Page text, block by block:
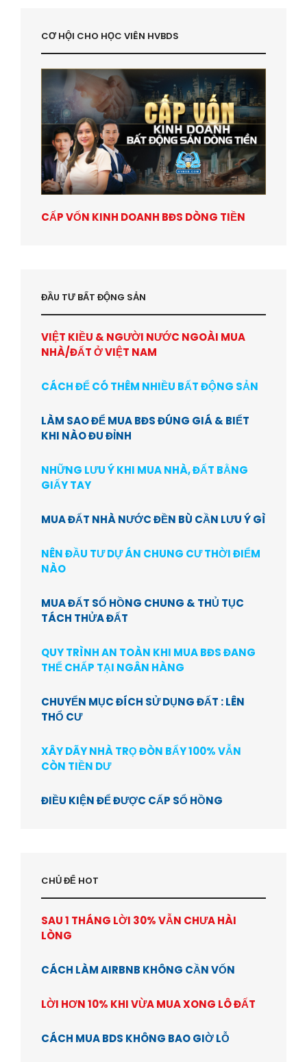
CƠ HỘI CHO HỌC VIÊN HVBDS
CẤP VỐN KINH DOANH BĐS DÒNG TIỀN
ĐẦU TƯ BẤT ĐỘNG SẢN
VIỆT KIỀU & NGƯỜI NƯỚC NGOÀI MUA
NHÀ/ĐẤT Ở VIỆT NAM
CÁCH ĐỂ CÓ THÊM NHIỀU BẤT ĐỘNG SẢN
LÀM SAO ĐỂ MUA BĐS ĐÚNG GIÁ & BIẾT
KHI NÀO ĐU ĐỈNH
NHỮNG LƯU Ý KHI MUA NHÀ, ĐẤT BẰNG
GIẤY TAY
MUA ĐẤT NHÀ NƯỚC ĐỀN BÙ CẦN LƯU Ý GÌ
NÊN ĐẦU TƯ DỰ ÁN CHUNG CƯ THỜI ĐIỂM
NÀO
MUA ĐẤT SỔ HỒNG CHUNG & THỦ TỤC
TÁCH THỬA ĐẤT
QUY TRÌNH AN TOÀN KHI MUA BĐS ĐANG
THẾ CHẤP TẠI NGÂN HÀNG
CHUYỂN MỤC ĐÍCH SỬ DỤNG ĐẤT : LÊN
THỔ CƯ
XÂY DÃY NHÀ TRỌ ĐÒN BẨY 100% VẪN
CÒN TIỀN DƯ
ĐIỀU KIỆN ĐỂ ĐƯỢC CẤP SỔ HỒNG
CHỦ ĐỂ HOT
SAU 1 THÁNG LỜI 30% VẪN CHƯA HÀI
LÒNG
CÁCH LÀM AIRBNB KHÔNG CẦN VỐN
LỜI HƠN 10% KHI VỪA MUA XONG LÔ ĐẤT
CÁCH MUA BDS KHÔNG BAO GIỜ LỖ